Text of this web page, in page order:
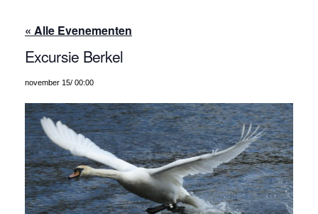
« Alle Evenementen
Excursie Berkel
november 15/ 00:00